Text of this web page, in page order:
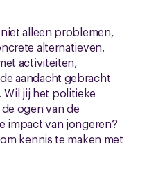
alleen problemen,
alternatieven.
activiteiten,
aandacht gebracht
Wil jij het politieke
ogen van de
impact van jongeren?
kennis te maken met